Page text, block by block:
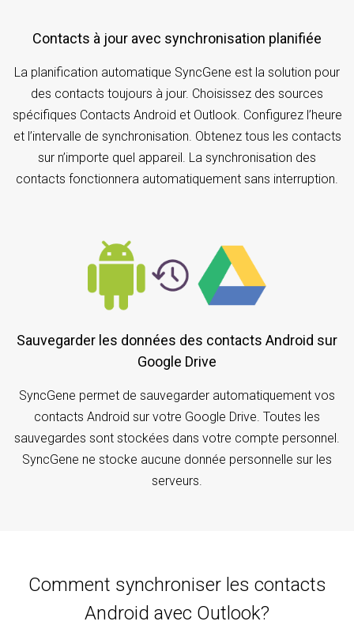
Contacts à jour avec synchronisation planifiée
La planification automatique SyncGene est la solution pour
des contacts toujours à jour. Choisissez des sources
spécifiques Contacts Android et Outlook. Configurez l’heure
et l’intervalle de synchronisation. Obtenez tous les contacts
sur n’importe quel appareil. La synchronisation des
contacts fonctionnera automatiquement sans interruption.
Sauvegarder les données des contacts Android sur
Google Drive
SyncGene permet de sauvegarder automatiquement vos
contacts Android sur votre Google Drive. Toutes les
sauvegardes sont stockées dans votre compte personnel.
SyncGene ne stocke aucune donnée personnelle sur les
serveurs.
Comment synchroniser les contacts
Android avec Outlook?